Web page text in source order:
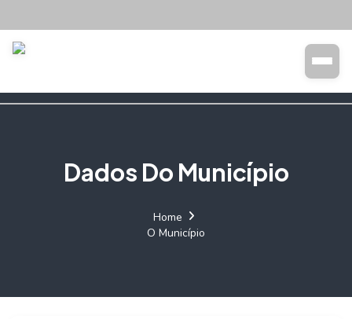
Dados Do Município
Home
O Município